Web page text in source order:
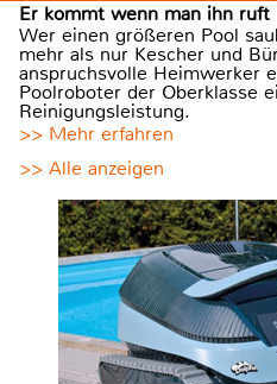
Er kommt wenn man ihn ruft
Wer einen größeren Pool
mehr als nur Kescher und
anspruchsvolle Heimwerker
Poolroboter der Oberklasse
Reinigungsleistung.
>> Mehr erfahren
>> Alle anzeigen